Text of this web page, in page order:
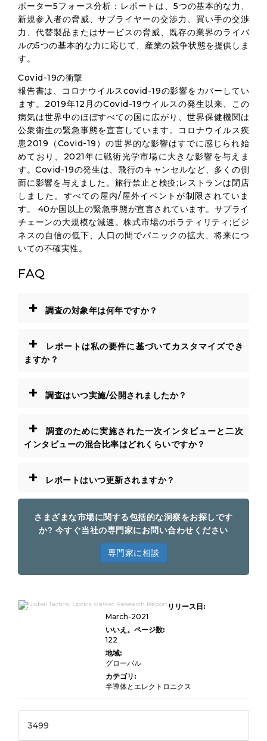
ポーター5フォース分析：レポートは、5つの基本的な力、
新規参入者の脅威、サプライヤーの交渉力、買い手の交渉
力、代替製品またはサービスの脅威、既存の業界のライバ
ルの5つの基本的な力に応じて、産業の競争状態を提供しま
す。
Covid-19の衝撃
報告書は、コロナウイルスcovid-19の影響をカバーしてい
ます。2019年12月のCovid-19ウイルスの発生以来、この
病気は世界中のほぼすべての国に広がり、世界保健機関は
公衆衛生の緊急事態を宣言しています。コロナウイルス疾
患2019（Covid-19）の世界的な影響はすでに感じられ始
めており、2021年に戦術光学市場に大きな影響を与えま
す。Covid-19の発生は、飛行のキャンセルなど、多くの側
面に影響を与えました。旅行禁止と検疫;レストランは閉店
しました。すべての屋内/屋外イベントが制限されていま
す。 40か国以上の緊急事態が宣言されています。サプライ
チェーンの大規模な減速。株式市場のボラティリティ;ビジ
ネスの自信の低下、人口の間でパニックの拡大、将来につ
いての不確実性。
FAQ
+ 調査の対象年は何年ですか？
+
レポートは私の要件に基づいてカスタマイズでき
ますか？
+ 調査はいつ実施/公開されましたか？
+
調査のために実施された一次インタビューと二次
インタビューの混合比率はどれくらいですか？
+ レポートはいつ更新されますか？
さまざまな市場に関する包括的な洞察をお探しです
か? 今すぐ当社の専門家にお問い合わせください
専門家に相談
Global Tactical Optics Market
Research Report 2022
リリース日:
March-2021
いいえ。ページ数:
122
地域:
グローバル
カテゴリ:
半導体とエレクトロニクス
3499